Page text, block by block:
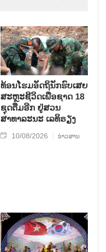
ທ້ອນໂຮມອັດຖິນັກຮົບເສຍ
ສະຫຼະຊີວິດເພື່ອຊາດ 18
ຊຸດຕື່ມອີກ ຢູ່ສວນ
ສາທາລະນະ ເລທິຣຽງ
10/08/2026 ຂ່າວສານ